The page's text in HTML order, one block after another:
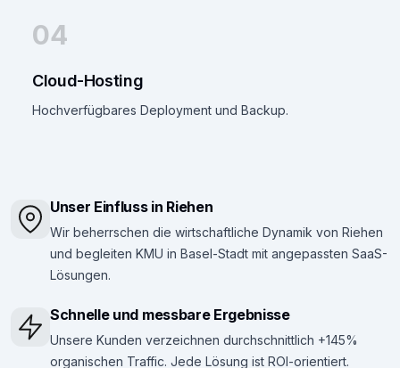
04
Cloud-Hosting
Hochverfügbares Deployment und Backup.
Unser Einfluss in Riehen
Wir beherrschen die wirtschaftliche Dynamik von Riehen
und begleiten KMU in Basel-Stadt mit angepassten SaaS-
Lösungen.
Schnelle und messbare Ergebnisse
Unsere Kunden verzeichnen durchschnittlich +145%
organischen Traffic. Jede Lösung ist ROI-orientiert.